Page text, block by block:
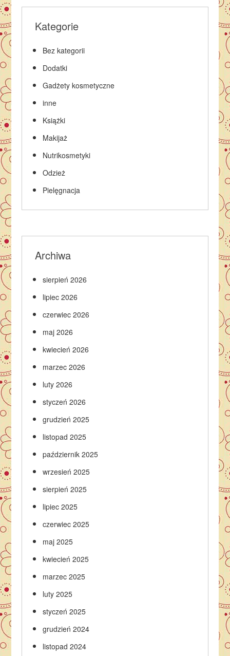
Kategorie
Bez kategorii
Dodatki
Gadżety kosmetyczne
inne
Książki
Makijaż
Nutrikosmetyki
Odzież
Pielęgnacja
Archiwa
sierpień 2026
lipiec 2026
czerwiec 2026
maj 2026
kwiecień 2026
marzec 2026
luty 2026
styczeń 2026
grudzień 2025
listopad 2025
październik 2025
wrzesień 2025
sierpień 2025
lipiec 2025
czerwiec 2025
maj 2025
kwiecień 2025
marzec 2025
luty 2025
styczeń 2025
grudzień 2024
listopad 2024